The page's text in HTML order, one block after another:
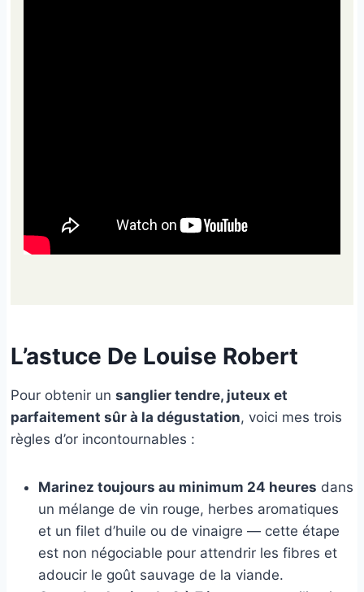
L’astuce De Louise Robert
Pour obtenir un sanglier tendre, juteux et
parfaitement sûr à la dégustation, voici mes trois
règles d’or incontournables :
Marinez toujours au minimum 24 heures dans
un mélange de vin rouge, herbes aromatiques
et un filet d’huile ou de vinaigre — cette étape
est non négociable pour attendrir les fibres et
adoucir le goût sauvage de la viande.